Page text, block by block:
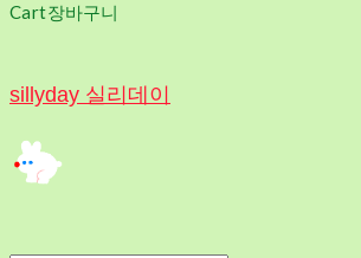
Cart장바구니
sillyday 실리데이